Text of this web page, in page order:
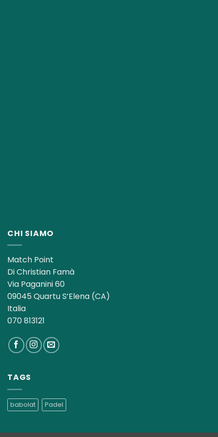
CHI SIAMO
Match Point
Di Christian Famà
Via Paganini 60
09045 Quartu S’Elena (CA)
Italia
070 813121
TAGS
babolat Padel